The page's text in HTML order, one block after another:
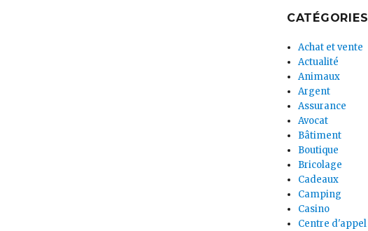
CATÉGORIES
Achat et vente
Actualité
Animaux
Argent
Assurance
Avocat
Bâtiment
Boutique
Bricolage
Cadeaux
Camping
Casino
Centre d'appel